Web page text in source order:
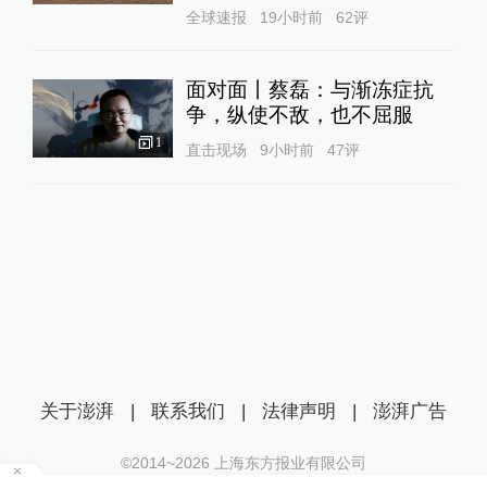
全球速报 19小时前 62评
1
面对面丨蔡磊：与渐冻症抗
争，纵使不敌，也不屈服
直击现场 9小时前 47评
关于澎湃 | 联系我们 | 法律声明 | 澎湃广告
©2014~2026 上海东方报业有限公司